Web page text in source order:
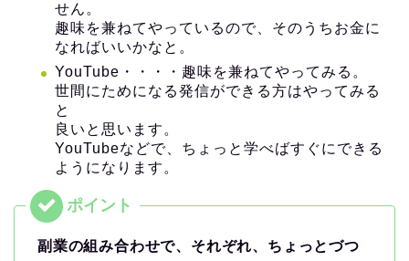
せん。
趣味を兼ねてやっているので、そのうちお金に
なればいいかなと。
YouTube・・・・趣味を兼ねてやってみる。
世間にためになる発信ができる方はやってみる
と
良いと思います。
YouTubeなどで、ちょっと学べばすぐにできる
ようになります。
副業の組み合わせで、それぞれ、ちょっとづつ